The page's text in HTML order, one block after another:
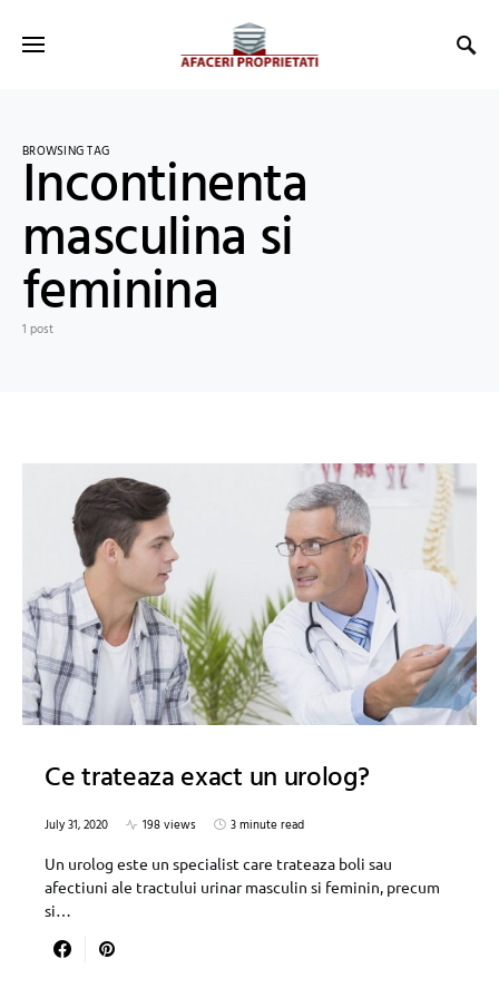
BROWSING TAG
Incontinenta
masculina si
feminina
1 post
Ce trateaza exact un urolog?
July 31, 2020 198 views
3 minute read
Un urolog este un specialist care trateaza boli sau
afectiuni ale tractului urinar masculin si feminin, precum
si…